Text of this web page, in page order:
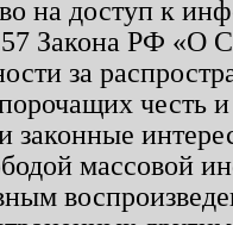
на доступ к
Закона РФ «О
за
честь
массовой